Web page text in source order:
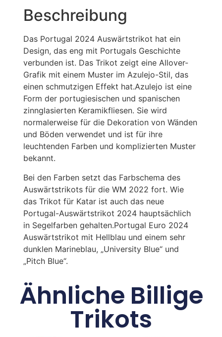
Beschreibung
Das Portugal 2024 Auswärtstrikot hat ein
Design, das eng mit Portugals Geschichte
verbunden ist. Das Trikot zeigt eine Allover-
Grafik mit einem Muster im Azulejo-Stil, das
einen schmutzigen Effekt hat.Azulejo ist eine
Form der portugiesischen und spanischen
zinnglasierten Keramikfliesen. Sie wird
normalerweise für die Dekoration von Wänden
und Böden verwendet und ist für ihre
leuchtenden Farben und komplizierten Muster
bekannt.
Bei den Farben setzt das Farbschema des
Auswärtstrikots für die WM 2022 fort. Wie
das Trikot für Katar ist auch das neue
Portugal-Auswärtstrikot 2024 hauptsächlich
in Segelfarben gehalten.Portugal Euro 2024
Auswärtstrikot mit Hellblau und einem sehr
dunklen Marineblau, „University Blue“ und
„Pitch Blue“.
Ähnliche Billige
Trikots